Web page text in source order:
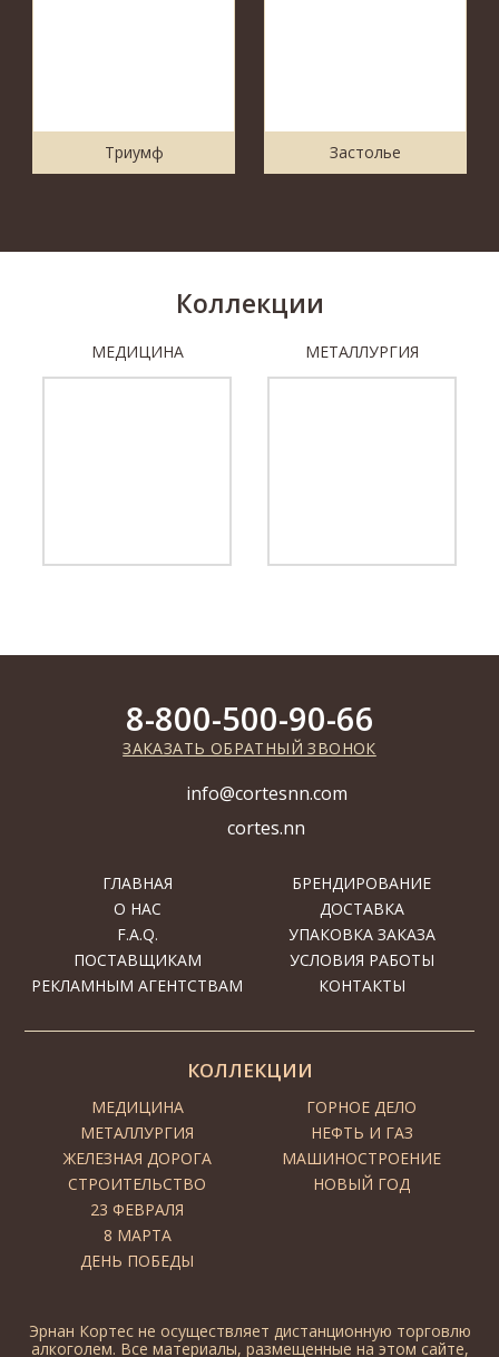
Триумф Застолье
Коллекции
МЕДИЦИНА МЕТАЛЛУРГИЯ
ГЛАВНАЯ
О НАС
F.A.Q.
БРЕНДИРОВАНИЕ
ДОСТАВКА
УПАКОВКА ЗАКАЗА
ПОСТАВЩИКАМ
РЕКЛАМНЫМ АГЕНТСТВАМ
УСЛОВИЯ РАБОТЫ
КОНТАКТЫ
КОЛЛЕКЦИИ
МЕДИЦИНА
МЕТАЛЛУРГИЯ
ЖЕЛЕЗНАЯ ДОРОГА
СТРОИТЕЛЬСТВО
ГОРНОЕ ДЕЛО
НЕФТЬ И ГАЗ
МАШИНОСТРОЕНИЕ
НОВЫЙ ГОД
23 ФЕВРАЛЯ
8 МАРТА
ДЕНЬ ПОБЕДЫ
8-800-500-90-66
ЗАКАЗАТЬ ОБРАТНЫЙ ЗВОНОК
info@cortesnn.com
cortes.nn
Эрнан Кортес не осуществляет дистанционную торговлю
алкоголем. Все материалы, размещенные на этом сайте,